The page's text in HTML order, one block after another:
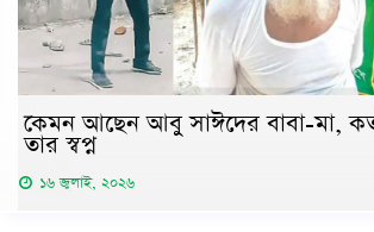
কেমন আছেন আবু সাঈদের বাবা-মা,
তার স্বপ্ন
১৬ জুলাই, ২০২৬